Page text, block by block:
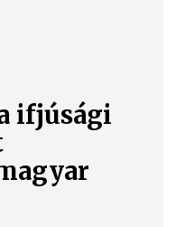
ifjúsági